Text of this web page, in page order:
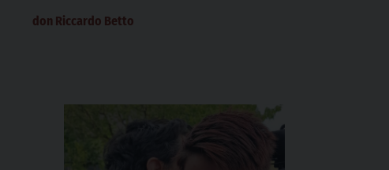
don Riccardo Betto